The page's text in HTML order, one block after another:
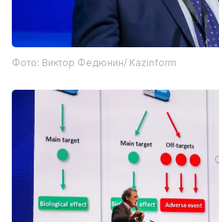
Фото: Виктор Федюнин/ Kazinform